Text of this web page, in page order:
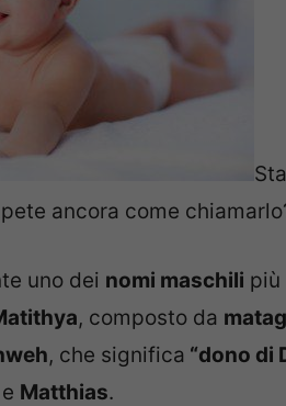
ancora come
uno dei nomi maschili più
, composto da
, che significa “dono di
e Matthias.